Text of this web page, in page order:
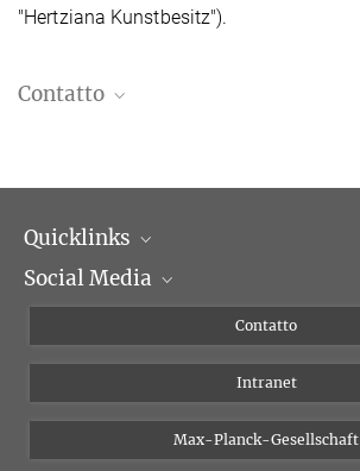
"Hertziana Kunstbesitz").
Contatto
Quicklinks
Dipartimenti di ricerca
Social Media
Instagram
Bluesky
Contatto
Intranet
Max-Planck-Gesellschaft